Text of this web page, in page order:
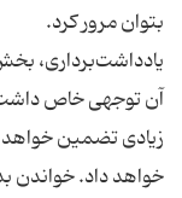
بتوان مرور کرد.
یادداشت‌برداری،
آن توجهی خاص
زیادی تضمین خواهد
خواهد داد. خواندن